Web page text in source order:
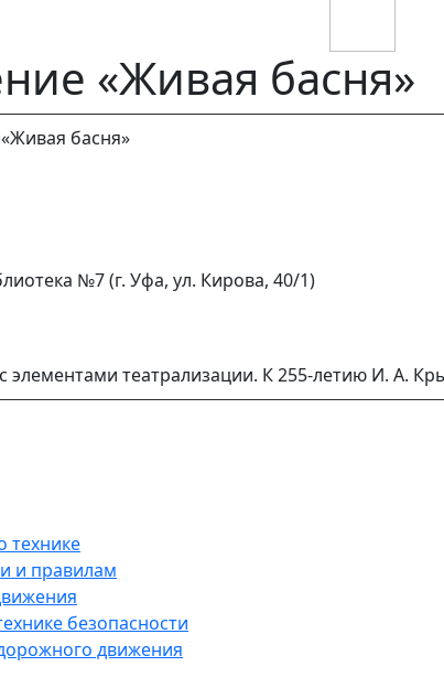
«Живая басня»
басня»
№7 (г. Уфа, ул. Кирова, 40/1)
элементами театрализации. К 255-летию И. А.
безопасности
движения